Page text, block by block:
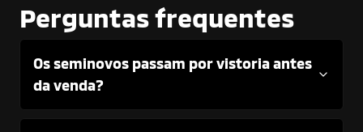
Perguntas frequentes
Os seminovos passam por vistoria antes
da venda?